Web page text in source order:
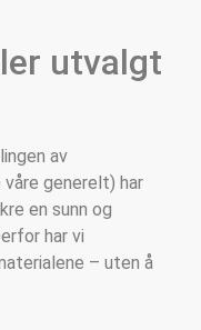
utvalgt
av
våre generelt) har
en sunn og
har vi
– uten å